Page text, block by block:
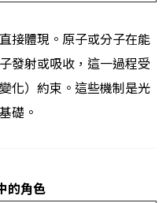
接體現。原子或分子在能
發射或吸收，這一過程受
化）約束。這些機制是光
礎。
的角色